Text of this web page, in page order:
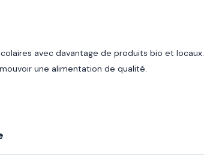
avec davantage de produits bio et locaux.
une alimentation de qualité.